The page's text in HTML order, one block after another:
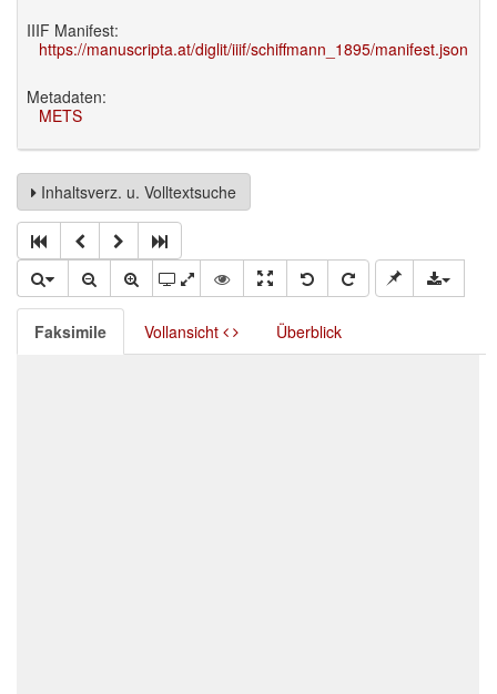
IIIF Manifest:
https://manuscripta.at/diglit/iiif/schiffmann_1895/manifest.json
Metadaten:
METS
Inhaltsverz. u. Volltextsuche
Faksimile Vollansicht Überblick